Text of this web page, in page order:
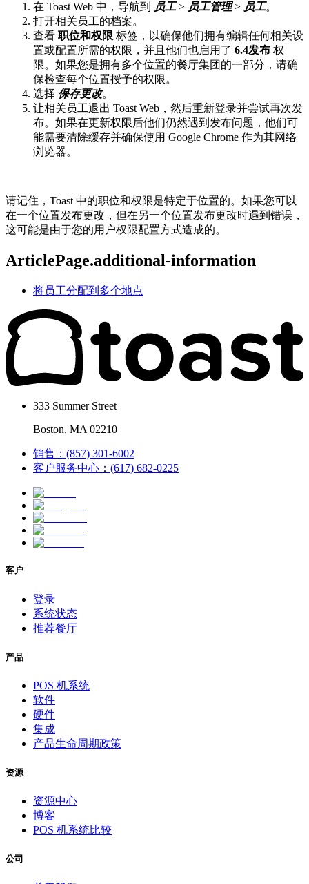
在 Toast Web 中，导航到 员工> 员工管理> 员工。
打开相关员工的档案。
查看 职位和权限 标签，以确保他们拥有编辑任何相关设
置或配置所需的权限，并且他们也启用了 6.4发布 权
限。如果您是拥有多个位置的餐厅集团的一部分，请确
保检查每个位置授予的权限。
选择 保存更改。
让相关员工退出 Toast Web，然后重新登录并尝试再次发
布。如果在更新权限后他们仍然遇到发布问题，他们可
能需要清除缓存并确保使用 Google Chrome 作为其网络
浏览器。
请记住，Toast 中的职位和权限是特定于位置的。如果您可以
在一个位置发布更改，但在另一个位置发布更改时遇到错误，
这可能是由于您的用户权限配置方式造成的。
ArticlePage.additional-information
将员工分配到多个地点
333 Summer Street
Boston, MA 02210
销售：(857) 301-6002
客户服务中心：(617) 682-0225
客户
登录
系统状态
推荐餐厅
产品
POS 机系统
软件
硬件
集成
产品生命周期政策
资源
资源中心
博客
POS 机系统比较
公司